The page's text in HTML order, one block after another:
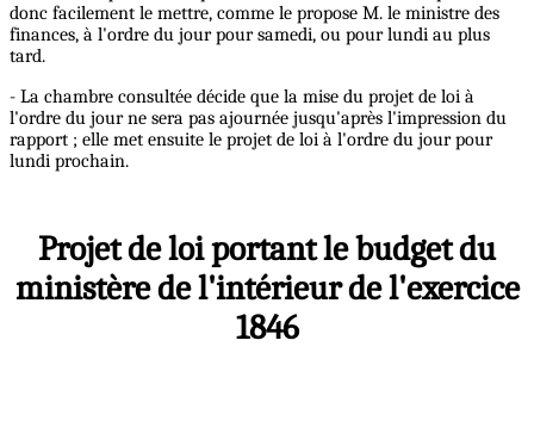
donc facilement le mettre, comme le propose M. le ministre des
finances, à l'ordre du jour pour samedi, ou pour lundi au plus
tard.
- La chambre consultée décide que la mise du projet de loi à
l'ordre du jour ne sera pas ajournée jusqu'après l'impression du
rapport ; elle met ensuite le projet de loi à l'ordre du jour pour
lundi prochain.
Projet de loi portant le budget du
ministère de l'intérieur de l'exercice
1846